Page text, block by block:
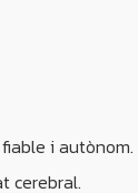
i autònom.
cerebral.